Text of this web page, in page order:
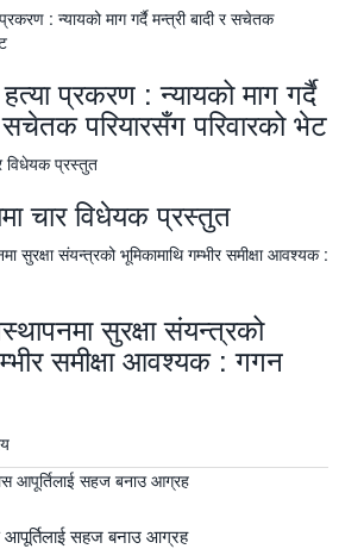
प्रकरण : न्यायको माग गर्दै
सचेतक परियारसँग परिवारको भेट
चार विधेयक प्रस्तुत
सुरक्षा संयन्त्रको
समीक्षा आवश्यक : गगन
आपूर्तिलाई सहज बनाउ आग्रह